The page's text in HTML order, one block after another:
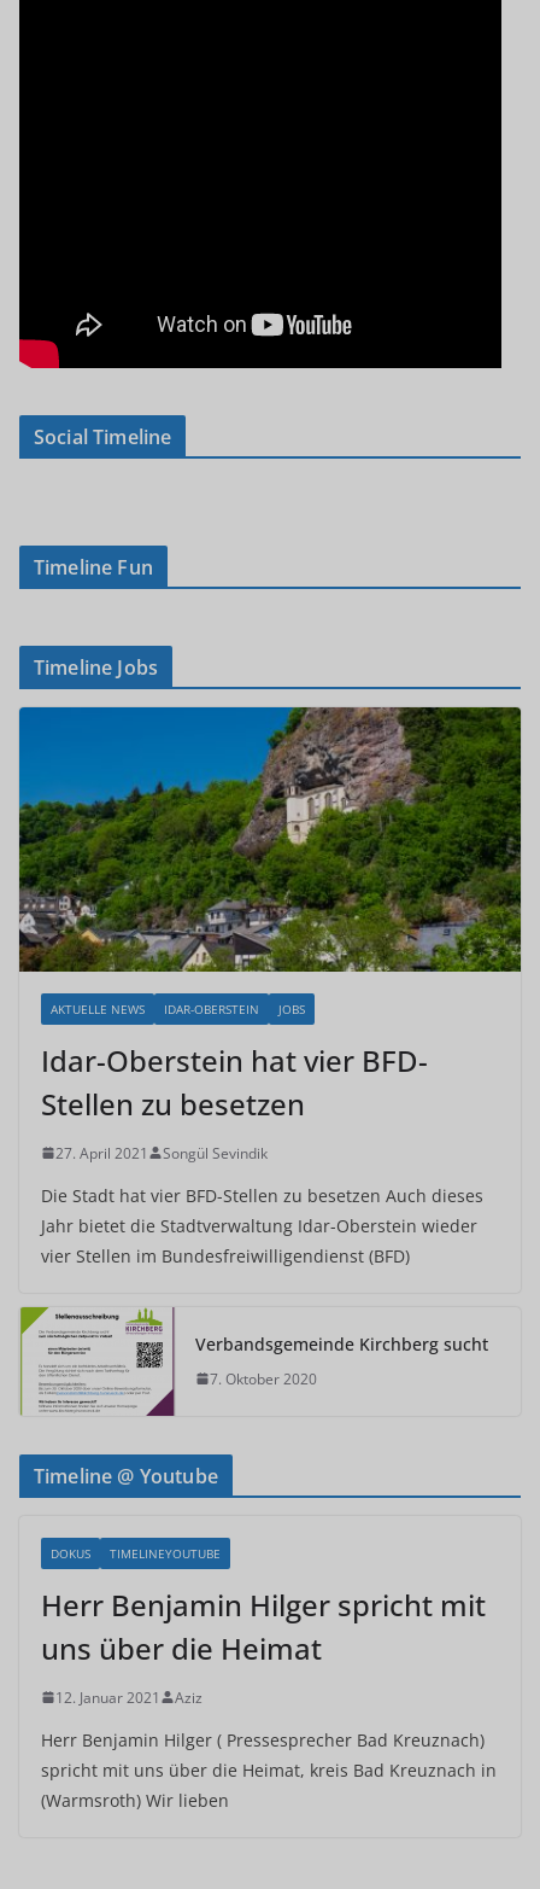
Social Timeline
Timeline Fun
Timeline Jobs
AKTUELLE NEWS IDAR-OBERSTEIN JOBS
Idar-Oberstein hat vier BFD-
Stellen zu besetzen
27. April 2021 Songül Sevindik
Die Stadt hat vier BFD-Stellen zu besetzen Auch dieses
Jahr bietet die Stadtverwaltung Idar-Oberstein wieder
vier Stellen im Bundesfreiwilligendienst (BFD)
Verbandsgemeinde Kirchberg sucht
7. Oktober 2020
Timeline @ Youtube
DOKUS TIMELINEYOUTUBE
Herr Benjamin Hilger spricht mit
uns über die Heimat
12. Januar 2021 Aziz
Herr Benjamin Hilger ( Pressesprecher Bad Kreuznach)
spricht mit uns über die Heimat, kreis Bad Kreuznach in
(Warmsroth) Wir lieben